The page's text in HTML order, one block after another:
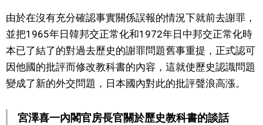
醫療健康
語言
由於在沒有充分確認事實關係誤報的情況下就前去謝罪，
並把1965年日韓邦交正常化和1972年日中邦交正常化時
本已了結了的對過去歷史的謝罪問題舊事重提，正式認可
因他國的批評而修改教科書的內容，這就使歷史認識問題
變成了新的外交問題，日本國內對此的批評聲浪高漲。
宮澤喜一內閣官房長官關於歷史教科書的談話